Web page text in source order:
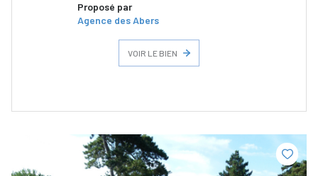
Proposé par
Agence des Abers
VOIR LE BIEN